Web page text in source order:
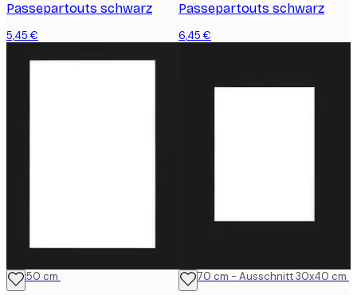
Passepartouts schwarz
5,45 €
Passepartouts schwarz
6,45 €
40x50 cm 50x70 cm - Ausschnitt 30x40 cm